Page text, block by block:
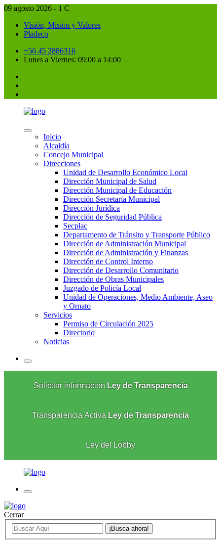
09 agosto 2026 - 1 C
Visión, Misión y Valores
Pladeco
+56 45 2886316
Lunes a Viernes: 09:00 a 14:00
Inicio
Alcaldía
Concejo Municipal
Direcciones
Unidad de Desarrollo Económico Local
Dirección Municipal de Salud
Dirección Municipal de Educación
Dirección Secretaría Municipal
Dirección Jurídica
Dirección de Seguridad Pública
Secplac
Departamento de Tránsito y Transporte Público
Dirección de Administración Municipal
Dirección de Administración y Finanzas
Dirección de Control Interno
Dirección de Desarrollo Comunitario
Dirección de Obras Municipales
Juzgado de Policía Local
Unidad de Operaciones, Medio Ambiente, Aseo
y Ornato
Servicios
Permiso de Circulación 2025
Directorio
Noticias
Solicitar información Ley de Transparencia
Transparencia Activa Ley de Transparencia
Ley del Lobby
Cerrar